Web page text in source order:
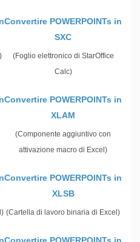
Convertire POWERPOINTs in
SXC
(Foglio elettronico di StarOffice
Calc)
Convertire POWERPOINTs in
XLAM
(Componente aggiuntivo con
attivazione macro di Excel)
Convertire POWERPOINTs in
XLSB
(Cartella di lavoro binaria di Excel)